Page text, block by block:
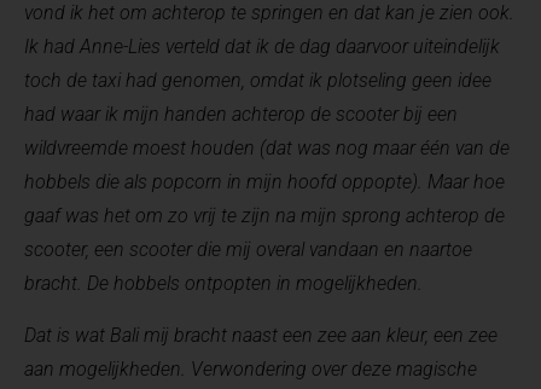
vond ik het om achterop te springen en dat kan je zien ook.
Ik had Anne-Lies verteld dat ik de dag daarvoor uiteindelijk
toch de taxi had genomen, omdat ik plotseling geen idee
had waar ik mijn handen achterop de scooter bij een
wildvreemde moest houden (dat was nog maar één van de
hobbels die als popcorn in mijn hoofd oppopte). Maar hoe
gaaf was het om zo vrij te zijn na mijn sprong achterop de
scooter, een scooter die mij overal vandaan en naartoe
bracht. De hobbels ontpopten in mogelijkheden.
Dat is wat Bali mij bracht naast een zee aan kleur, een zee
aan mogelijkheden. Verwondering over deze magische